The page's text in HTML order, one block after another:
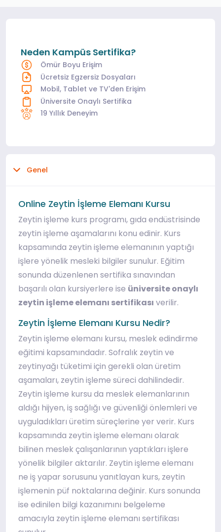
Neden Kampüs Sertifika?
Ömür Boyu Erişim
Ücretsiz Egzersiz Dosyaları
Mobil, Tablet ve TV'den Erişim
Üniversite Onaylı Sertifika
19 Yıllık Deneyim
Genel
Online Zeytin İşleme Elemanı Kursu
Zeytin işleme kurs programı, gıda endüstrisinde
zeytin işleme aşamalarını konu edinir. Kurs
kapsamında zeytin işleme elemanının yaptığı
işlere yönelik mesleki bilgiler sunulur. Eğitim
sonunda düzenlenen sertifika sınavından
başarılı olan kursiyerlere ise üniversite onaylı
zeytin işleme elemanı sertifikası verilir.
Zeytin İşleme Elemanı Kursu Nedir?
Zeytin işleme elemanı kursu, meslek edindirme
eğitimi kapsamındadır. Sofralık zeytin ve
zeytinyağı tüketimi için gerekli olan üretim
aşamaları, zeytin işleme süreci dahilindedir.
Zeytin işleme kursu da meslek elemanlarının
aldığı hijyen, iş sağlığı ve güvenliği önlemleri ve
uyguladıkları üretim süreçlerine yer verir. Kurs
kapsamında zeytin işleme elemanı olarak
bilinen meslek çalışanlarının yaptıkları işlere
yönelik bilgiler aktarılır. Zeytin işleme elemanı
ne iş yapar sorusunu yanıtlayan kurs, zeytin
işlemenin püf noktalarına değinir. Kurs sonunda
ise edinilen bilgi kazanımını belgeleme
amacıyla zeytin işleme elemanı sertifikası